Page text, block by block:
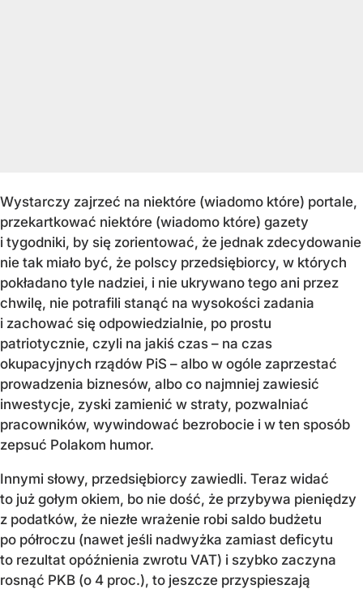
Wystarczy zajrzeć na niektóre (wiadomo które) portale,
przekartkować niektóre (wiadomo które) gazety
i tygodniki, by się zorientować, że jednak zdecydowanie
nie tak miało być, że polscy przedsiębiorcy, w których
pokładano tyle nadziei, i nie ukrywano tego ani przez
chwilę, nie potrafili stanąć na wysokości zadania
i zachować się odpowiedzialnie, po prostu
patriotycznie, czyli na jakiś czas – na czas
okupacyjnych rządów PiS – albo w ogóle zaprzestać
prowadzenia biznesów, albo co najmniej zawiesić
inwestycje, zyski zamienić w straty, pozwalniać
pracowników, wywindować bezrobocie i w ten sposób
zepsuć Polakom humor.
Innymi słowy, przedsiębiorcy zawiedli. Teraz widać
to już gołym okiem, bo nie dość, że przybywa pieniędzy
z podatków, że niezłe wrażenie robi saldo budżetu
po półroczu (nawet jeśli nadwyżka zamiast deficytu
to rezultat opóźnienia zwrotu VAT) i szybko zaczyna
rosnąć PKB (o 4 proc.), to jeszcze przyspieszają